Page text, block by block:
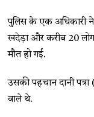
पुलिस के एक अधिकारी ने
खदेड़ा और करीब 20
मौत हो गई.
उसकी पहचान दानी
वाले थे.